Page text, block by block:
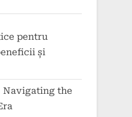
pentru
și
Navigating the